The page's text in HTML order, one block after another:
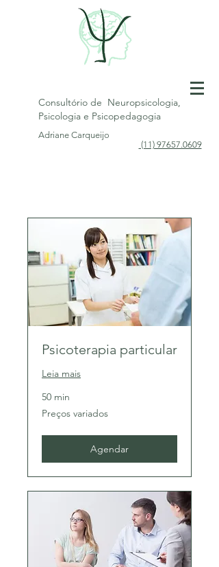
Consultório de Neuropsicologia,
Psicologia e Psicopedagogia
Adriane Carqueijo
(11) 97657.0609
Psicoterapia particular
Leia mais
50 min
Preços
variados
Preços variados
Agendar